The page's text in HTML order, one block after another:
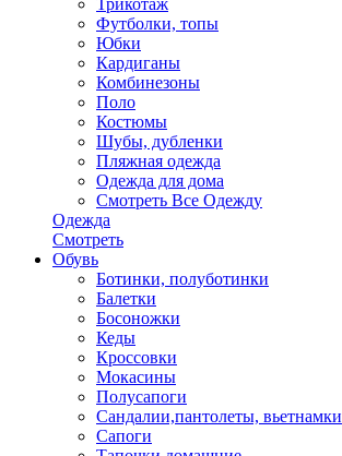
Футболки, топы
Юбки
Кардиганы
Комбинезоны
Поло
Костюмы
Шубы, дубленки
Пляжная одежда
Одежда для дома
Смотреть Все Одежду
Одежда
Смотреть
Обувь
Ботинки, полуботинки
Балетки
Босоножки
Кеды
Кроссовки
Мокасины
Полусапоги
Сандалии,пантолеты, вьетнамки
Сапоги